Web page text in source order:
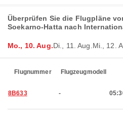
Überprüfen Sie die Flugpläne
Soekarno-Hatta nach
Mo., 10. Aug.Di., 11. Aug. Mi., 12.
Flugnummer Flugzeugmodell
8B633 -